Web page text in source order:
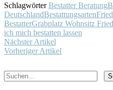
Schlagwörter Bestatter Beratung
DeutschlandBestattungsarten
BestatterGrabplatz Wohnsitz
ich mich bestatten lassen
Nächster Artikel
Vorheriger Artikel